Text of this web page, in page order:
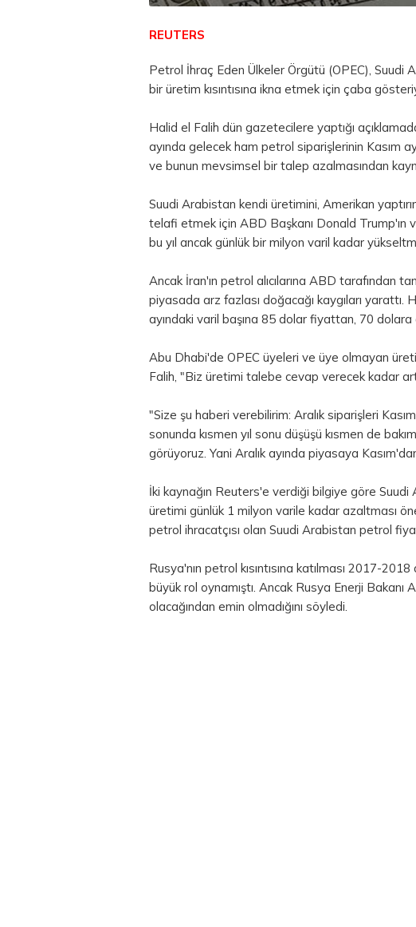
REUTERS
Petrol İhraç Eden Ülkeler Örgütü (OPEC), Suudi
bir üretim kısıntısına ikna etmek için çaba
Halid el Falih dün gazetecilere yaptığı
ayında gelecek ham petrol siparişlerinin Kasım
ve bunun mevsimsel bir talep azalmasından
Suudi Arabistan kendi üretimini, Amerikan
telafi etmek için ABD Başkanı Donald Trump'ın
bu yıl ancak günlük bir milyon varil kadar
Ancak İran'ın petrol alıcılarına ABD tarafından
piyasada arz fazlası doğacağı kaygıları yarattı.
ayındaki varil başına 85 dolar fiyattan, 70 dolara
Abu Dhabi'de OPEC üyeleri ve üye olmayan
Falih, "Biz üretimi talebe cevap verecek kadar
"Size şu haberi verebilirim: Aralık siparişleri
sonunda kısmen yıl sonu düşüşü kısmen de
görüyoruz. Yani Aralık ayında piyasaya
İki kaynağın Reuters'e verdiği bilgiye göre
üretimi günlük 1 milyon varile kadar azaltması
petrol ihracatçısı olan Suudi Arabistan petrol
Rusya'nın petrol kısıntısına katılması 2017-
büyük rol oynamıştı. Ancak Rusya Enerji Bakanı
olacağından emin olmadığını söyledi.